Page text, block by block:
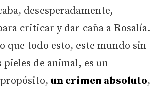
desesperadamente,
criticar y dar caña a Rosalía.
que todo esto, este mundo sin
pieles de animal, es un
un crimen absoluto,